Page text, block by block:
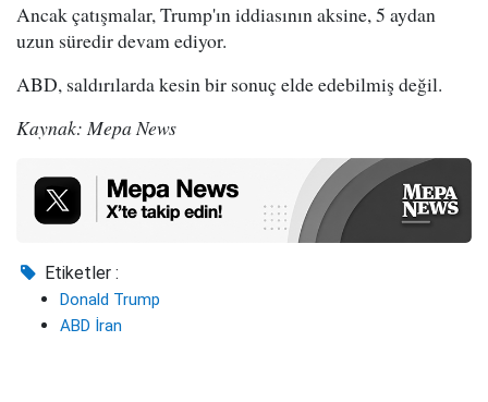
Ancak çatışmalar, Trump'ın iddiasının aksine, 5 aydan
uzun süredir devam ediyor.
ABD, saldırılarda kesin bir sonuç elde edebilmiş değil.
Kaynak: Mepa News
Etiketler :
Donald Trump
ABD İran